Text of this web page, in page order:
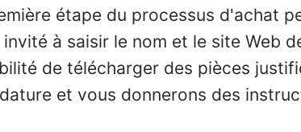
étape du processus d'achat
invité à saisir le nom et le site Web
de télécharger des pièces
et vous donnerons des